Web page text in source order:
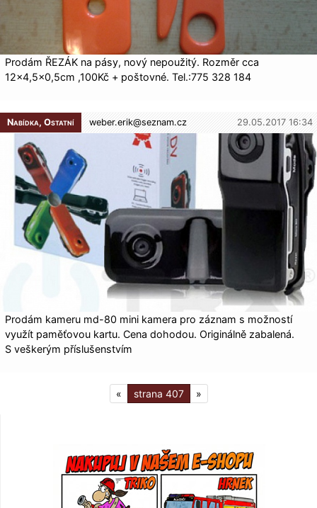
Prodám ŘEZÁK na pásy, nový nepoužitý. Rozměr cca
12×4,5×0,5cm ,100Kč + poštovné. Tel.:775 328 184
Nabídka, Ostatní weber.erik@seznam.cz 29.05.2017 16:34
Prodám kameru md-80 mini kamera pro záznam s možností
využít paměťovou kartu. Cena dohodou. Originálně zabalená.
S veškerým příslušenstvím
« 407 »